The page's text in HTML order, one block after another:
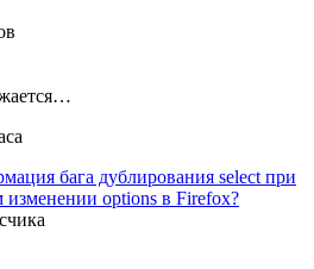
бага дублирования select при
изменении options в Firefox?